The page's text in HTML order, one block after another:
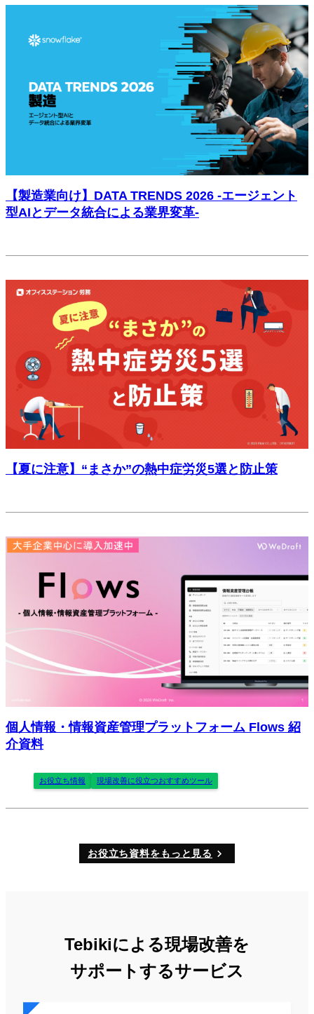
【製造業向け】DATA TRENDS 2026 -エージェント
型AIとデータ統合による業界変革-
【夏に注意】“まさか”の熱中症労災5選と防止策
個人情報・情報資産管理プラットフォーム Flows 紹
介資料
お役立ち情報 現場改善に役立つおすすめツール
お役立ち資料をもっと見る
Tebikiによる現場改善を
サポートするサービス